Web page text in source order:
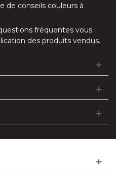
de conseils couleurs à
fréquentes vous
des produits vendus.